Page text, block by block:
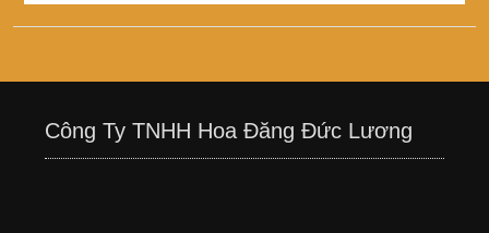
Công Ty TNHH Hoa Đăng Đức Lương